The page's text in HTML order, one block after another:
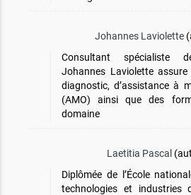
Johannes Laviolette
Consultant spécialiste
Johannes Laviolette
diagnostic, d’assistance à
(AMO) ainsi que des
domaine
Laetitia Pascal
Diplômée de l’École
technologies et industries